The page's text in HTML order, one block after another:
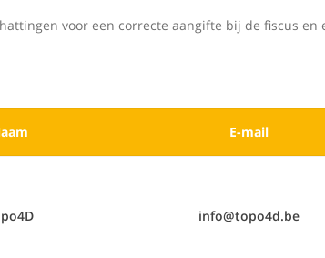
voor een correcte aangifte bij de fiscus en
E-mail
info@topo4d.be